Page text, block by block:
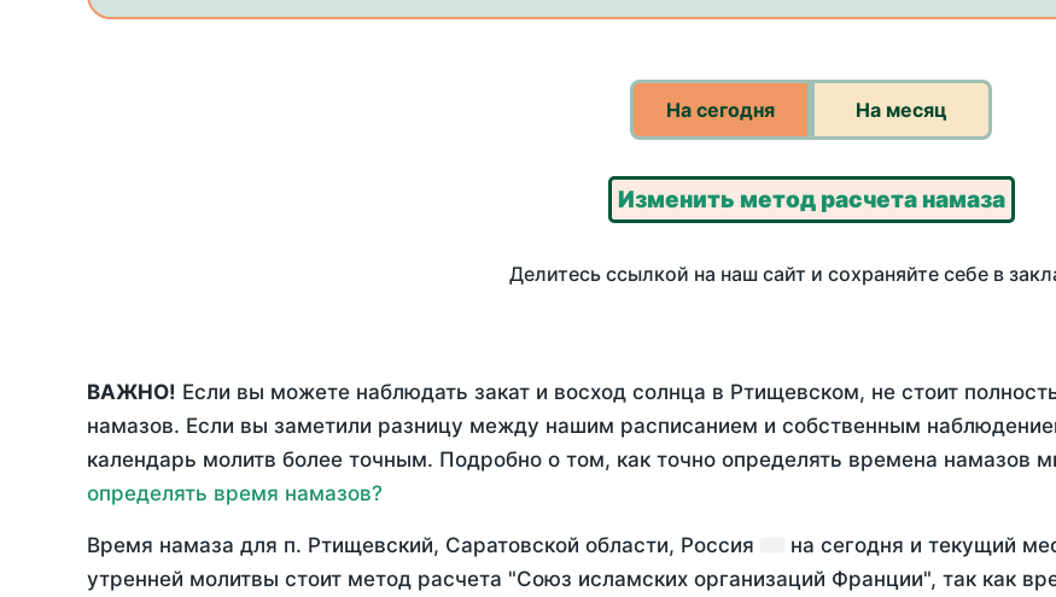
На сегодня На месяц
Изменить метод расчета намаза
Делитесь ссылкой на наш сайт и сохраняйте себе в
ВАЖНО! Если вы можете наблюдать закат и восход солнца в Ртищевском, не стоит
намазов. Если вы заметили разницу между нашим расписанием и собственным
календарь молитв более точным. Подробно о том, как точно определять времена намазов
определять время намазов?
Время намаза для п. Ртищевский, Саратовской области, Россия на сегодня и текущий
утренней молитвы стоит метод расчета "Союз исламских организаций Франции", так как